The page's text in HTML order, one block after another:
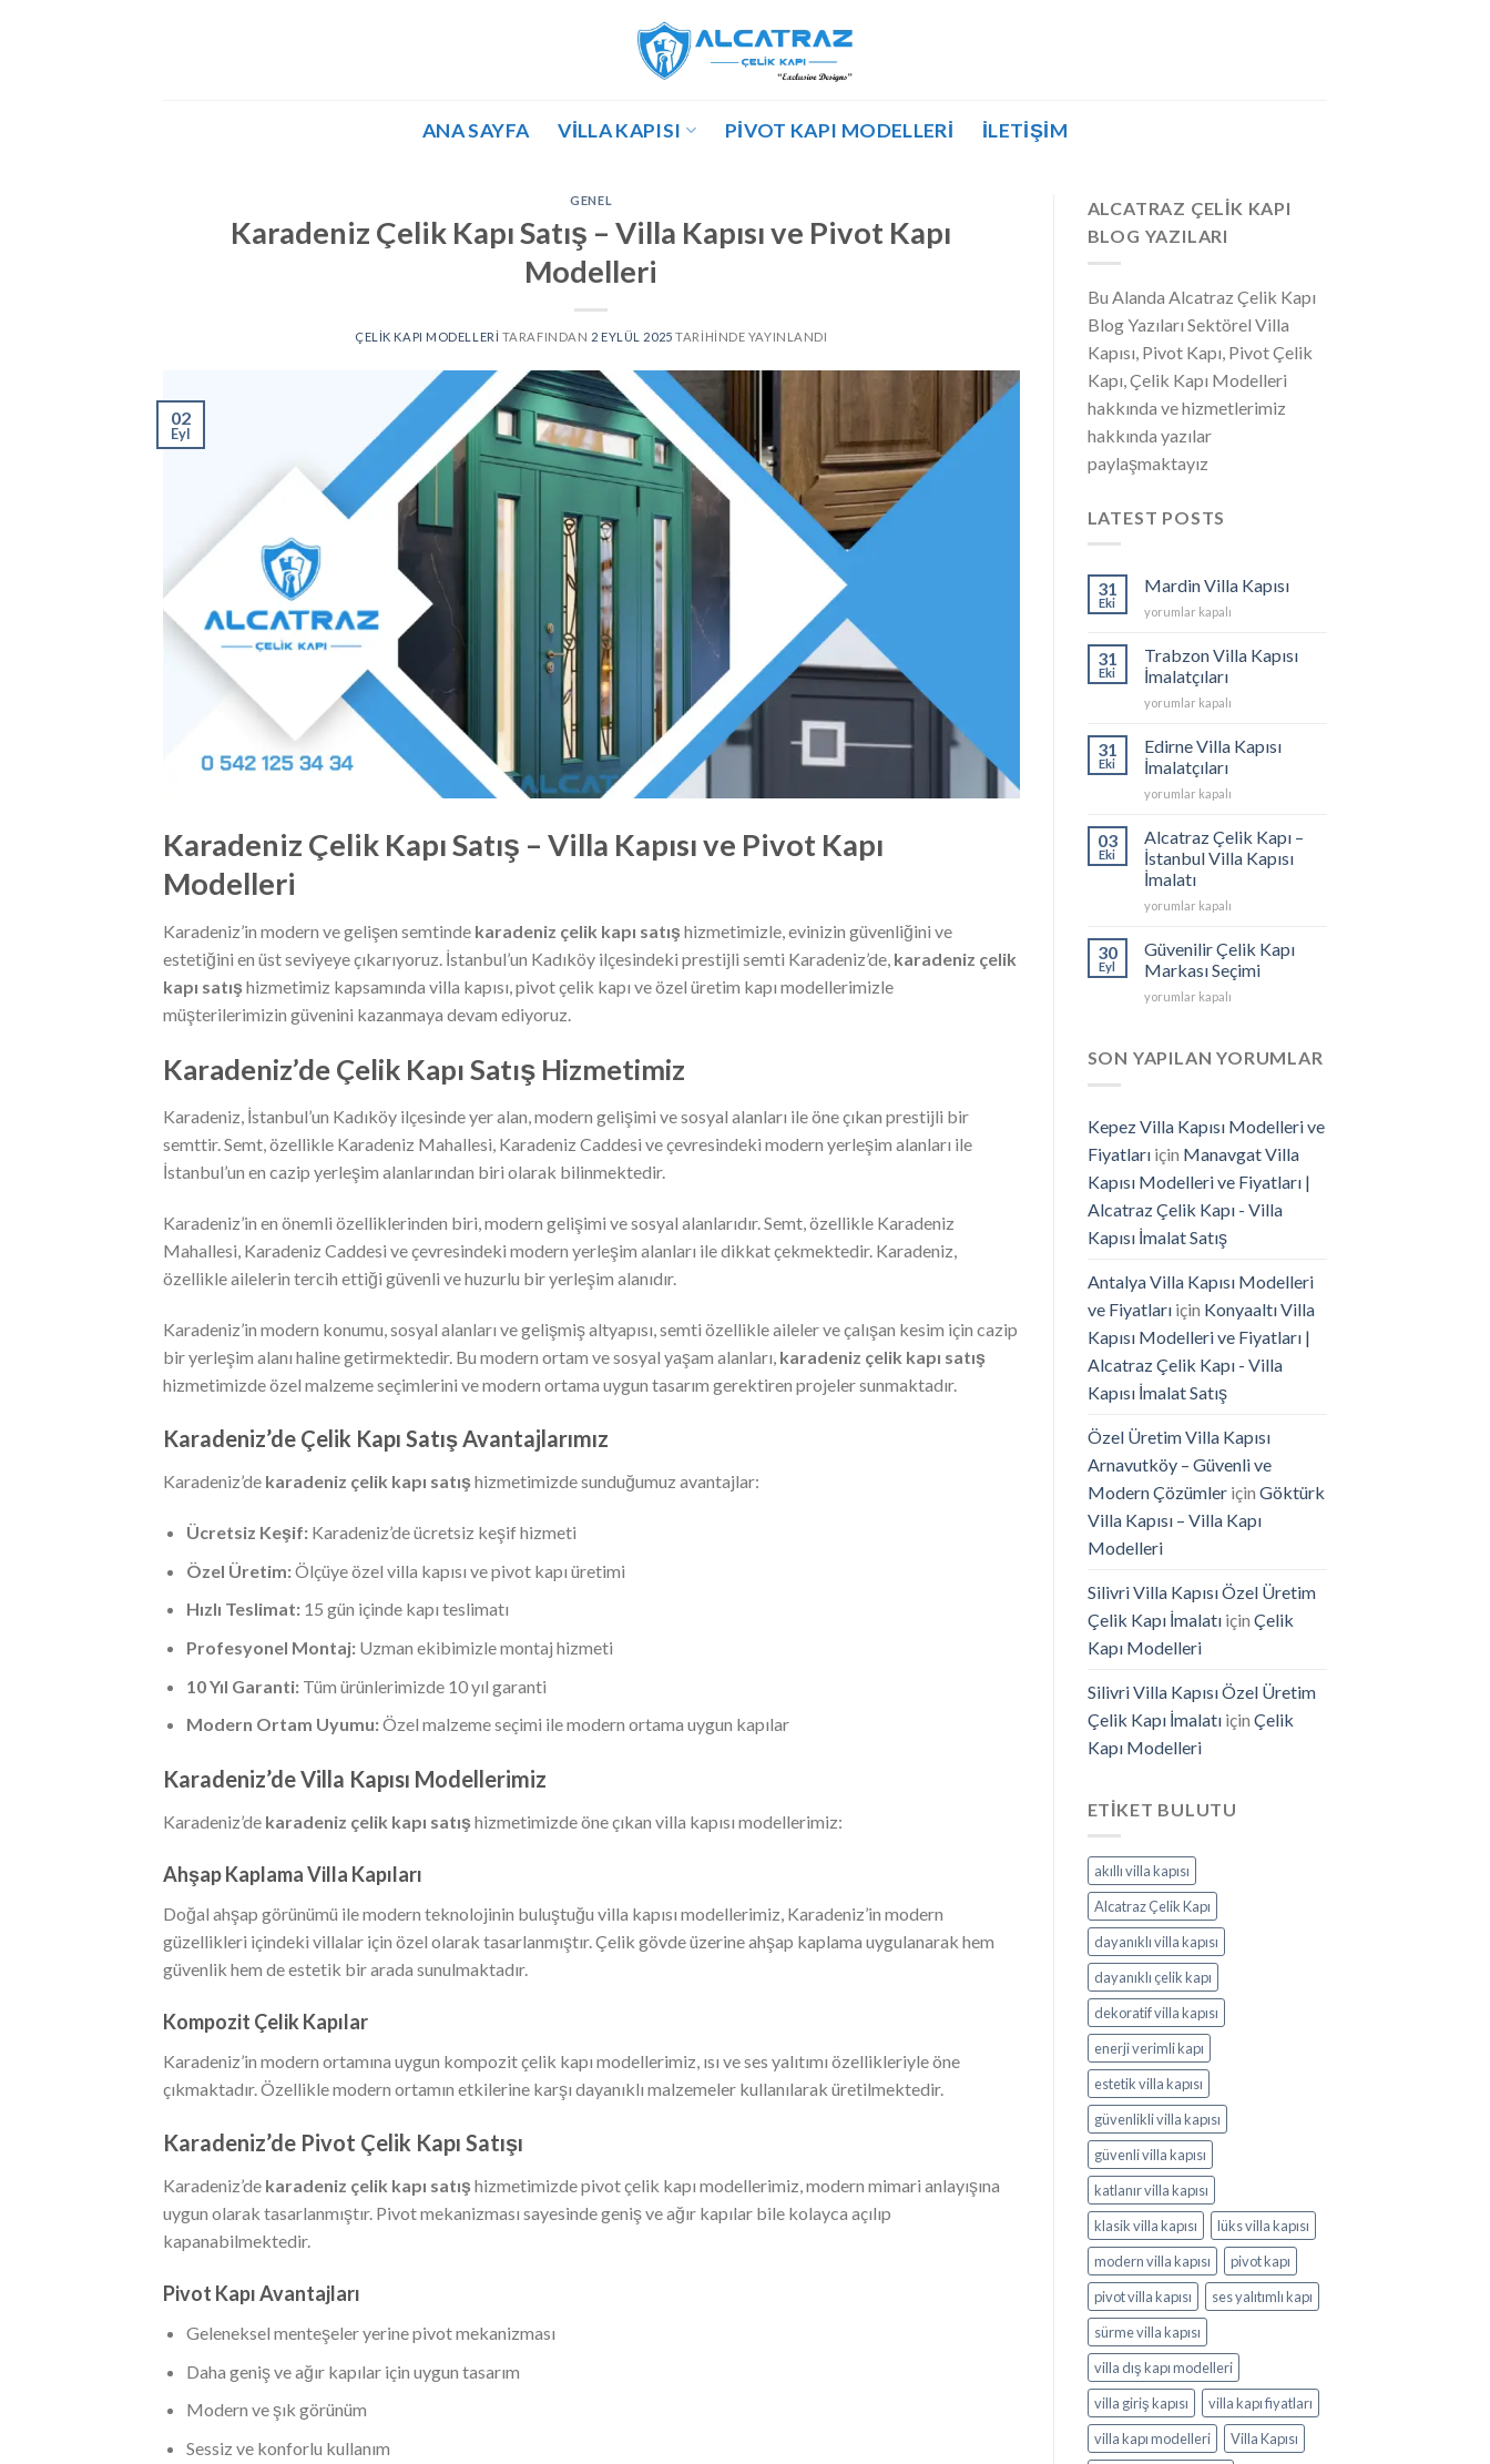
ANA SAYFA VILLA KAPISI PIVOT KAPI MODELLERI İLETIŞIM
GENEL
Karadeniz Çelik Kapı Satış – Villa Kapısı ve Pivot Kapı
Modelleri
ÇELIK KAPI MODELLERI TARAFINDAN 2 EYLÜL 2025 TARIHINDE YAYINLANDI
02
Eyl
Karadeniz Çelik Kapı Satış – Villa Kapısı ve Pivot Kapı
Modelleri
Karadeniz’in modern ve gelişen semtinde karadeniz çelik kapı satışhizmetimizle, evinizin güvenliğini ve
estetiğini en üst seviyeye çıkarıyoruz. İstanbul’un Kadıköy ilçesindeki prestijli semti Karadeniz’de, karadeniz çelik
kapı satışhizmetimiz kapsamında villa kapısı, pivot çelik kapı ve özel üretim kapı modellerimizle
müşterilerimizin güvenini kazanmaya devam ediyoruz.
Karadeniz’de Çelik Kapı Satış Hizmetimiz
Karadeniz, İstanbul’un Kadıköy ilçesinde yer alan, modern gelişimi ve sosyal alanları ile öne çıkan prestijli bir
semttir. Semt, özellikle Karadeniz Mahallesi, Karadeniz Caddesi ve çevresindeki modern yerleşim alanları ile
İstanbul’un en cazip yerleşim alanlarından biri olarak bilinmektedir.
Karadeniz’in en önemli özelliklerinden biri, modern gelişimi ve sosyal alanlarıdır. Semt, özellikle Karadeniz
Mahallesi, Karadeniz Caddesi ve çevresindeki modern yerleşim alanları ile dikkat çekmektedir. Karadeniz,
özellikle ailelerin tercih ettiği güvenli ve huzurlu bir yerleşim alanıdır.
Karadeniz’in modern konumu, sosyal alanları ve gelişmiş altyapısı, semti özellikle aileler ve çalışan kesim için cazip
bir yerleşim alanı haline getirmektedir. Bu modern ortam ve sosyal yaşam alanları, karadeniz çelik kapı satış
hizmetimizde özel malzeme seçimlerini ve modern ortama uygun tasarım gerektiren projeler sunmaktadır.
Karadeniz’de Çelik Kapı Satış Avantajlarımız
Karadeniz’de karadeniz çelik kapı satışhizmetimizde sunduğumuz avantajlar:
Ücretsiz Keşif:Karadeniz’de ücretsiz keşif hizmeti
Özel Üretim:Ölçüye özel villa kapısı ve pivot kapı üretimi
Hızlı Teslimat:15 gün içinde kapı teslimatı
Profesyonel Montaj:Uzman ekibimizle montaj hizmeti
10 Yıl Garanti:Tüm ürünlerimizde 10 yıl garanti
Modern Ortam Uyumu:Özel malzeme seçimi ile modern ortama uygun kapılar
Karadeniz’de Villa Kapısı Modellerimiz
Karadeniz’de karadeniz çelik kapı satışhizmetimizde öne çıkan villa kapısı modellerimiz:
Ahşap Kaplama Villa Kapıları
Doğal ahşap görünümü ile modern teknolojinin buluştuğu villa kapısı modellerimiz, Karadeniz’in modern
güzellikleri içindeki villalar için özel olarak tasarlanmıştır. Çelik gövde üzerine ahşap kaplama uygulanarak hem
güvenlik hem de estetik bir arada sunulmaktadır.
Kompozit Çelik Kapılar
Karadeniz’in modern ortamına uygun kompozit çelik kapı modellerimiz, ısı ve ses yalıtımı özellikleriyle öne
çıkmaktadır. Özellikle modern ortamın etkilerine karşı dayanıklı malzemeler kullanılarak üretilmektedir.
Karadeniz’de Pivot Çelik Kapı Satışı
Karadeniz’de karadeniz çelik kapı satışhizmetimizde pivot çelik kapı modellerimiz, modern mimari anlayışına
uygun olarak tasarlanmıştır. Pivot mekanizması sayesinde geniş ve ağır kapılar bile kolayca açılıp
kapanabilmektedir.
Pivot Kapı Avantajları
Geleneksel menteşeler yerine pivot mekanizması
Daha geniş ve ağır kapılar için uygun tasarım
Modern ve şık görünüm
Sessiz ve konforlu kullanım
ALCATRAZ ÇELIK KAPI
BLOG YAZILARI
Bu Alanda Alcatraz Çelik Kapı
Blog Yazıları Sektörel Villa
Kapısı, Pivot Kapı, Pivot Çelik
Kapı, Çelik Kapı Modelleri
hakkında ve hizmetlerimiz
hakkında yazılar
paylaşmaktayız
LATEST POSTS
31
Eki
Mardin Villa Kapısı
Mardin
Kapısı
için
yorumlar kapalı
31
Eki
Trabzon Villa Kapısı
İmalatçıları
Trabzon
Kapısı
İmalatçıları
için
yorumlar kapalı
31
Eki
Edirne Villa Kapısı
İmalatçıları
Edirne
Kapısı
İmalatçıları
için
yorumlar kapalı
03
Eki
Alcatraz Çelik Kapı –
İstanbul Villa Kapısı
İmalatı
Alcatraz
Kapı
İstanbul
Villa
için
yorumlar kapalı
30
Eyl
Güvenilir Çelik Kapı
Markası Seçimi
Güvenilir
Markası
yorumlar kapalı
SON YAPILAN YORUMLAR
Kepez Villa Kapısı Modelleri ve
Fiyatlarıiçin Manavgat Villa
Kapısı Modelleri ve Fiyatları |
Alcatraz Çelik Kapı - Villa
Kapısı İmalat Satış
Antalya Villa Kapısı Modelleri
ve Fiyatlarıiçin Konyaaltı Villa
Kapısı Modelleri ve Fiyatları |
Alcatraz Çelik Kapı - Villa
Kapısı İmalat Satış
Özel Üretim Villa Kapısı
Arnavutköy – Güvenli ve
Modern Çözümleriçin Göktürk
Villa Kapısı – Villa Kapı
Modelleri
Silivri Villa Kapısı Özel Üretim
Çelik Kapı İmalatıiçin Çelik
Kapı Modelleri
Silivri Villa Kapısı Özel Üretim
Çelik Kapı İmalatıiçin Çelik
Kapı Modelleri
ETIKET BULUTU
akıllı villa kapısı
Alcatraz Çelik Kapı
dayanıklı villa kapısı
dayanıklı çelik kapı
dekoratif villa kapısı
enerji verimli kapı
estetik villa kapısı
güvenlikli villa kapısı
güvenli villa kapısı
katlanır villa kapısı
klasik villa kapısı
lüks villa kapısı
modern villa kapısı
pivot kapı
pivot villa kapısı
ses yalıtımlı kapı
sürme villa kapısı
villa dış kapı modelleri
villa giriş kapısı
villa kapı fiyatları
villa kapı modelleri
Villa Kapısı